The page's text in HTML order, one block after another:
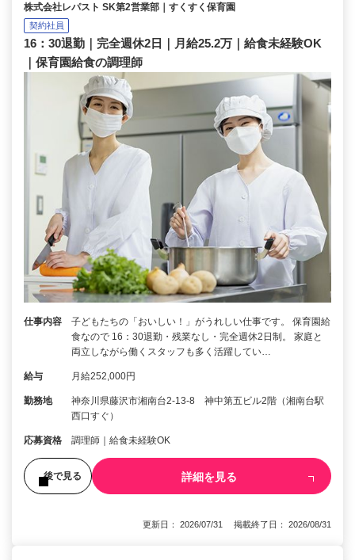
株式会社レパスト SK第2営業部｜すくすく保育園
契約社員
16：30退勤｜完全週休2日｜月給25.2万｜給食未経験OK
｜保育園給食の調理師
仕事内容
子どもたちの「おいしい！」がうれしい仕事です。 保育園給
食なので 16：30退勤・残業なし・完全週休2日制。 家庭と
両立しながら働くスタッフも多く活躍してい…
給与 月給252,000円
勤務地
神奈川県藤沢市湘南台2-13-8 神中第五ビル2階（湘南台駅
西口すぐ）
応募資格 調理師｜給食未経験OK
後で見る 詳細を見る
更新日： 2026/07/31 掲載終了日： 2026/08/31